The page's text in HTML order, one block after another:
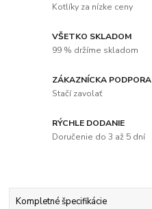
Kotlíky za nízke ceny
VŠETKO SKLADOM
99 % držíme skladom
ZÁKAZNÍCKA PODPORA
Stačí zavolať
RÝCHLE DODANIE
Doručenie do 3 až 5 dní
Kompletné špecifikácie